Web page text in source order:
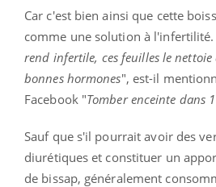
Car c'est bien ainsi que cette
comme une solution à
rend infertile, ces feuilles le
bonnes hormones", est-il
Facebook "Tomber enceinte dans
Sauf que s'il pourrait avoir des
diurétiques et constituer un
de bissap, généralement